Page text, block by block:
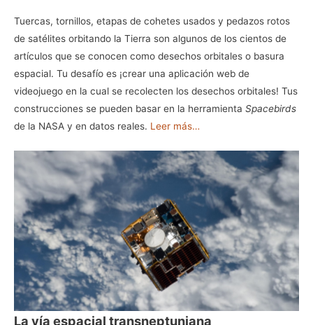
Tuercas, tornillos, etapas de cohetes usados y pedazos rotos
de satélites orbitando la Tierra son algunos de los cientos de
artículos que se conocen como desechos orbitales o basura
espacial. Tu desafío es ¡crear una aplicación web de
videojuego en la cual se recolecten los desechos orbitales! Tus
construcciones se pueden basar en la herramienta Spacebirds
de la NASA y en datos reales. Leer más…
La vía espacial transneptuniana